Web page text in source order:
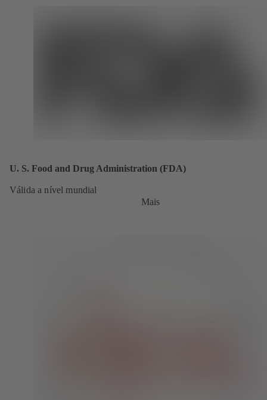
U. S. Food and Drug Administration (FDA)
Válida a nível mundial
Mais